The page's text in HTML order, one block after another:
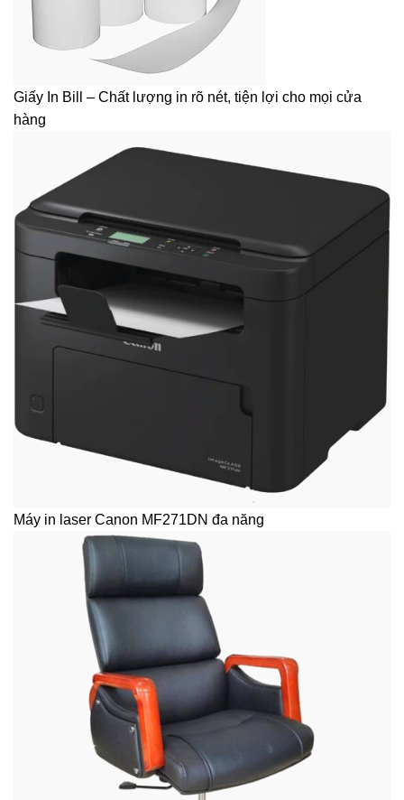
Giấy In Bill – Chất lượng in rõ nét, tiện lợi cho mọi cửa
hàng
Máy in laser Canon MF271DN đa năng